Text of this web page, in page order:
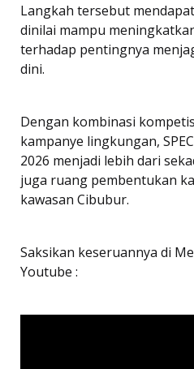
Langkah tersebut
dinilai mampu
terhadap pentingnya
dini.
Dengan kombinasi
kampanye lingkungan,
2026 menjadi lebih dari
juga ruang pembentukan
kawasan Cibubur.
Saksikan keseruannya di
Youtube :